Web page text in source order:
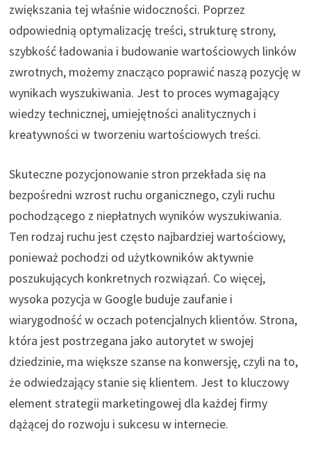
zwiększania tej właśnie widoczności. Poprzez
odpowiednią optymalizację treści, strukturę strony,
szybkość ładowania i budowanie wartościowych linków
zwrotnych, możemy znacząco poprawić naszą pozycję w
wynikach wyszukiwania. Jest to proces wymagający
wiedzy technicznej, umiejętności analitycznych i
kreatywności w tworzeniu wartościowych treści.
Skuteczne pozycjonowanie stron przekłada się na
bezpośredni wzrost ruchu organicznego, czyli ruchu
pochodzącego z niepłatnych wyników wyszukiwania.
Ten rodzaj ruchu jest często najbardziej wartościowy,
ponieważ pochodzi od użytkowników aktywnie
poszukujących konkretnych rozwiązań. Co więcej,
wysoka pozycja w Google buduje zaufanie i
wiarygodność w oczach potencjalnych klientów. Strona,
która jest postrzegana jako autorytet w swojej
dziedzinie, ma większe szanse na konwersję, czyli na to,
że odwiedzający stanie się klientem. Jest to kluczowy
element strategii marketingowej dla każdej firmy
dążącej do rozwoju i sukcesu w internecie.